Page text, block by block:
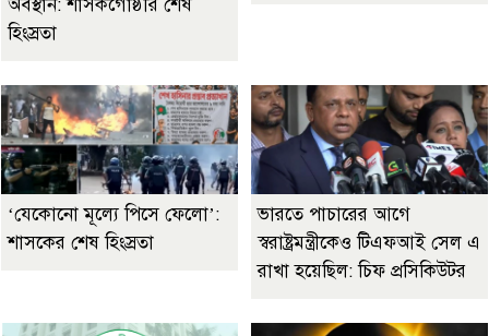
অবস্থান: শাসকগোষ্ঠীর শেষ
হিংস্রতা
‘যেকোনো মূল্যে পিসে ফেলো’:
শাসকের শেষ হিংস্রতা
ভারতে পাচারের আগে
স্বরাষ্ট্রমন্ত্রীকেও টিএফআই সেল এ
রাখা হয়েছিল: চিফ প্রসিকিউটর